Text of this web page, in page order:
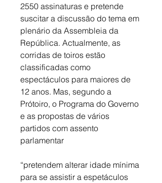
2550 assinaturas e pretende
suscitar a discussão do tema em
plenário da Assembleia da
República. Actualmente, as
corridas de toiros estão
classificadas como
espectáculos para maiores de
12 anos. Mas, segundo a
Prótoiro, o Programa do Governo
e as propostas de vários
partidos com assento
parlamentar
“pretendem alterar idade mínima
para se assistir a espetáculos